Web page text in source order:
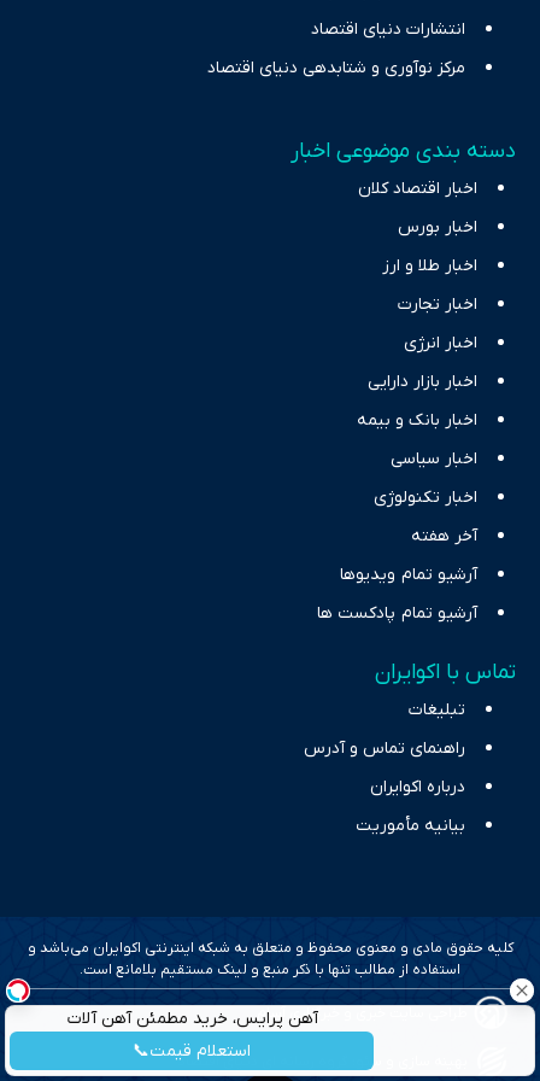
آهن پرایس، خرید مطمئن آهن آلات
استعلام قیمت📞
انتشارات دنیای اقتصاد
مرکز نوآوری و شتابدهی دنیای اقتصاد
دسته بندی موضوعی اخبار
اخبار اقتصاد کلان
اخبار بورس
اخبار طلا و ارز
اخبار تجارت
اخبار انرژی
اخبار بازار دارایی
اخبار بانک و بیمه
اخبار سیاسی
اخبار تکنولوژی
آخر هفته
آرشیو تمام ویدیوها
آرشیو تمام پادکست ها
تماس با اکوایران
تبلیغات
راهنمای تماس و آدرس
درباره اکوایران
بیانیه مأموریت
کلیه حقوق مادی و معنوی محفوظ و متعلق به شبکه اینترنتی اکوایران می‌باشد و
استفاده از مطالب تنها با ذکر منبع و لینک مستقیم بلامانع است.
طراحی سایت خبری و خبرگزاری آسام
بهینه سازی و سئو؛ گروه رسانه ای دنیای اقتصاد